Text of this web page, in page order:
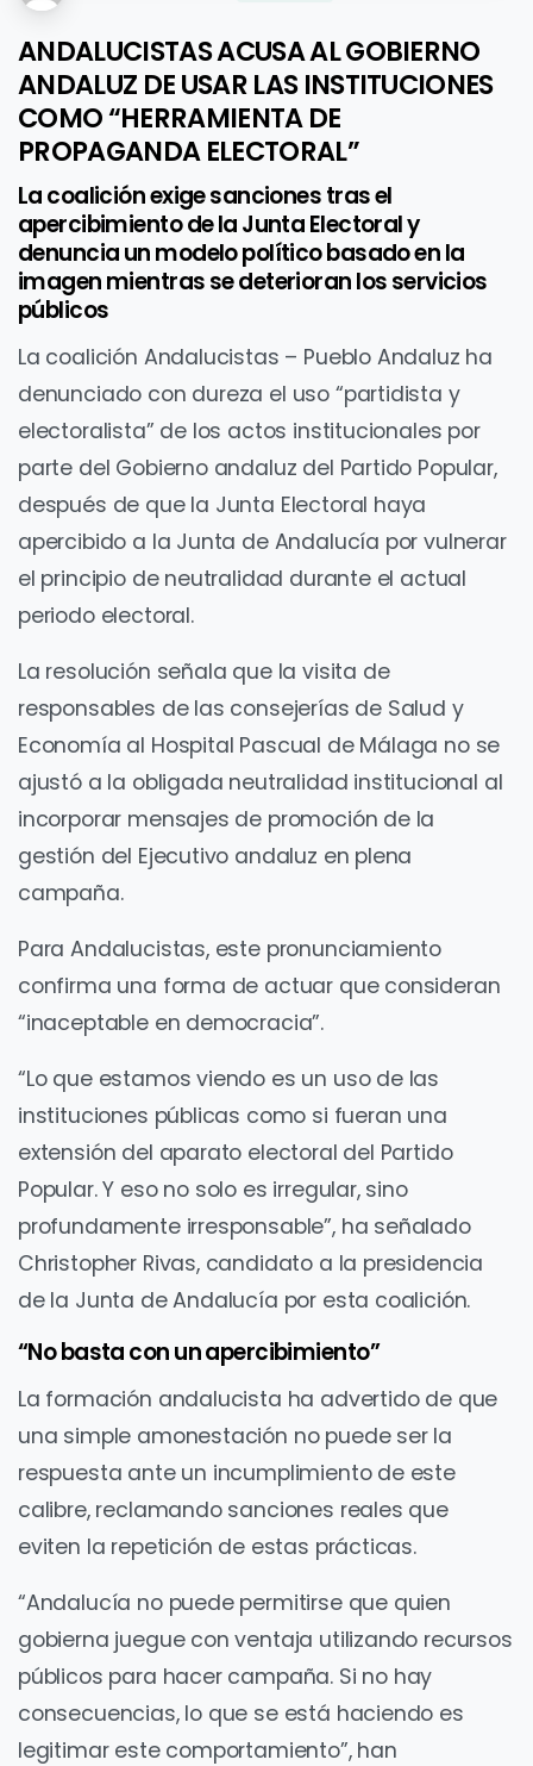
ANDALUCISTAS ACUSA AL GOBIERNO
ANDALUZ DE USAR LAS INSTITUCIONES
COMO “HERRAMIENTA DE
PROPAGANDA ELECTORAL”
La coalición exige sanciones tras el
apercibimiento de la Junta Electoral y
denuncia un modelo político basado en la
imagen mientras se deterioran los servicios
públicos
La coalición Andalucistas – Pueblo Andaluz ha
denunciado con dureza el uso “partidista y
electoralista” de los actos institucionales por
parte del Gobierno andaluz del Partido Popular,
después de que la Junta Electoral haya
apercibido a la Junta de Andalucía por vulnerar
el principio de neutralidad durante el actual
periodo electoral.
La resolución señala que la visita de
responsables de las consejerías de Salud y
Economía al Hospital Pascual de Málaga no se
ajustó a la obligada neutralidad institucional al
incorporar mensajes de promoción de la
gestión del Ejecutivo andaluz en plena
campaña.
Para Andalucistas, este pronunciamiento
confirma una forma de actuar que consideran
“inaceptable en democracia”.
“Lo que estamos viendo es un uso de las
instituciones públicas como si fueran una
extensión del aparato electoral del Partido
Popular. Y eso no solo es irregular, sino
profundamente irresponsable”, ha señalado
Christopher Rivas, candidato a la presidencia
de la Junta de Andalucía por esta coalición.
“No basta con un apercibimiento”
La formación andalucista ha advertido de que
una simple amonestación no puede ser la
respuesta ante un incumplimiento de este
calibre, reclamando sanciones reales que
eviten la repetición de estas prácticas.
“Andalucía no puede permitirse que quien
gobierna juegue con ventaja utilizando recursos
públicos para hacer campaña. Si no hay
consecuencias, lo que se está haciendo es
legitimar este comportamiento”, han